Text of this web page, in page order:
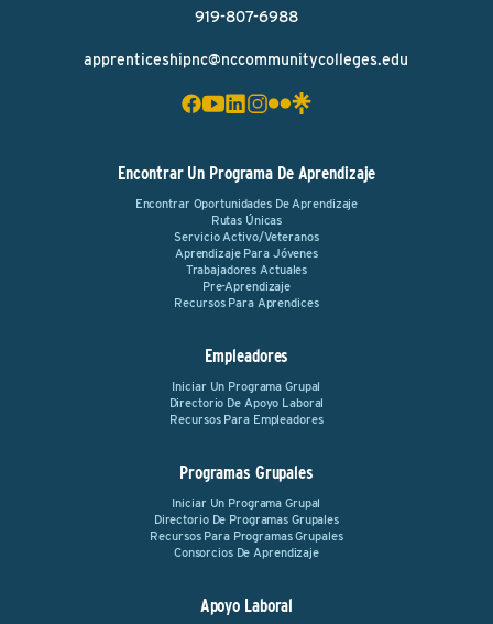
919-807-6988
apprenticeshipnc@nccommunitycolleges.edu
Encontrar Un Programa De Aprendizaje
Encontrar Oportunidades De Aprendizaje
Rutas Únicas
Servicio Activo/Veteranos
Aprendizaje Para Jóvenes
Trabajadores Actuales
Pre-Aprendizaje
Recursos Para Aprendices
Empleadores
Iniciar Un Programa Grupal
Directorio De Apoyo Laboral
Recursos Para Empleadores
Programas Grupales
Iniciar Un Programa Grupal
Directorio De Programas Grupales
Recursos Para Programas Grupales
Consorcios De Aprendizaje
Apoyo Laboral